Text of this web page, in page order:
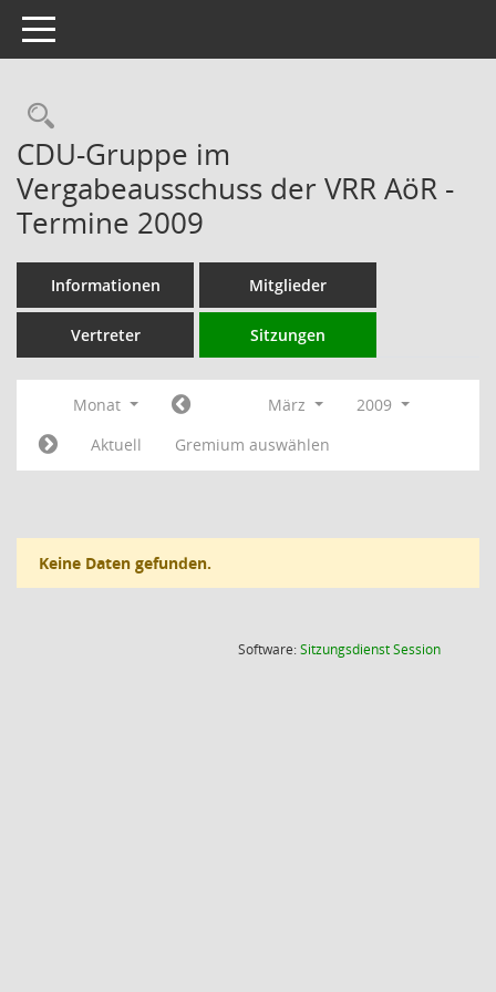
Toggle navigation
Rechercheauswahl
CDU-Gruppe im
Vergabeausschuss der VRR AöR -
Termine 2009
Informationen Mitglieder
Vertreter Sitzungen
Monat März
2009
Aktuell
Gremium auswählen
Keine Daten gefunden.
Software:SitzungsdienstSession(Wird in